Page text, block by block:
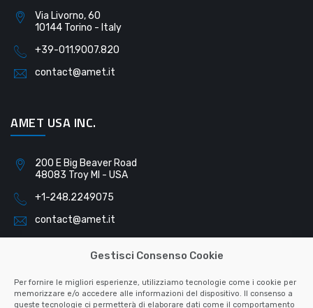
Gestisci Consenso Cookie
Per fornire le migliori esperienze, utilizziamo tecnologie come i cookie per
memorizzare e/o accedere alle informazioni del dispositivo. Il consenso a
queste tecnologie ci permetterà di elaborare dati come il comportamento
Via Livorno, 60
10144 Torino - Italy
+39-011.9007.820
contact@amet.it
AMET USA INC.
200 E Big Beaver Road
48083 Troy MI - USA
+1-248.2249075
contact@amet.it